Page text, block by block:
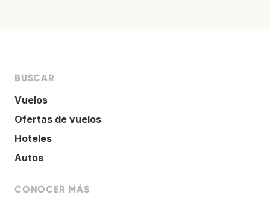
BUSCAR
Vuelos
Ofertas de vuelos
Hoteles
Autos
CONOCER MÁS